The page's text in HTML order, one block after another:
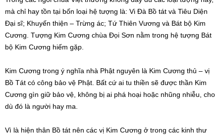
mà chỉ hay tồn tại bốn loại hệ tượng là: Vi Đà Bồ tát và Tiêu Diện
Đại sĩ; Khuyến thiện – Trừng ác; Tứ Thiên Vương và Bát bộ Kim
Cương. Tượng Kim Cương chùa Đọi Sơn nằm trong hệ tượng Bát
bộ Kim Cương hiếm gặp.
Kim Cương trong ý nghĩa nhà Phật nguyên là Kim Cương thủ – vị
Bồ Tát có công bảo vệ Phật. Bất cứ ai tu thiền sẽ được thần Kim
Cương gìn giữ bảo vệ, không bị ai phá hoại hoặc nhũng nhiễu, cho
dù đó là người hay ma.
Vì là hiện thân Bồ tát nên các vị Kim Cương ở trong các kinh thư